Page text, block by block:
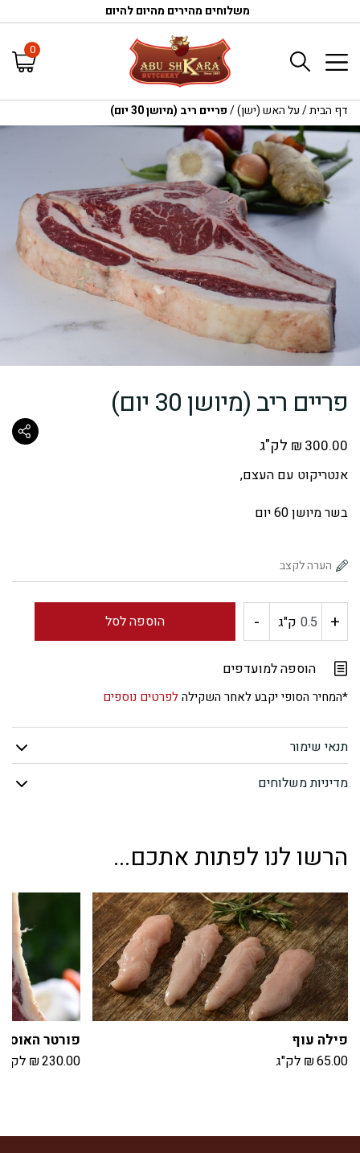
משלוחים מהירים מהיום להיום
0
דף הבית/על האש (ישן)/פריים ריב (מיושן 30 יום)
פריים ריב (מיושן 30 יום)
₪ 300.00 לק"ג
אנטריקוט עם העצם,
בשר מיושן 60 יום
+ כמות
פריים
ריב
(מיושן
ק"ג - הוספה לסל
הוספה למועדפים
*המחיר הסופי יקבע לאחר השקילהלפרטים נוספים
תנאי שימור
מדיניות משלוחים
הרשו לנו לפתות אתכם...
פילה עוף
₪65.00 לק"ג
פורטר האוס
₪230.00 לק"ג